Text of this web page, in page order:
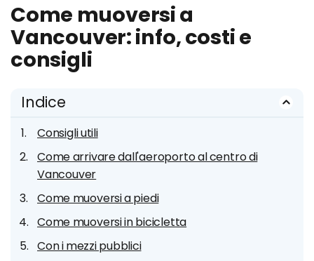
Come muoversi a
Vancouver: info, costi e
consigli
Indice
Consigli utili
Come arrivare dall'aeroporto al centro di
Vancouver
Come muoversi a piedi
Come muoversi in bicicletta
Con i mezzi pubblici